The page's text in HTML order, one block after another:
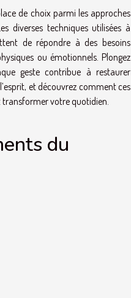
de choix parmi les approches
diverses techniques utilisées à
de répondre à des besoins
ou émotionnels. Plongez
geste contribue à restaurer
et découvrez comment ces
votre quotidien.
du